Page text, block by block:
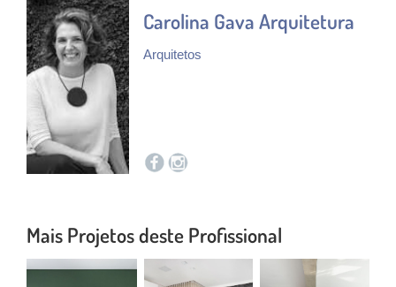
Carolina Gava Arquitetura
Arquitetos
Mais Projetos deste Profissional